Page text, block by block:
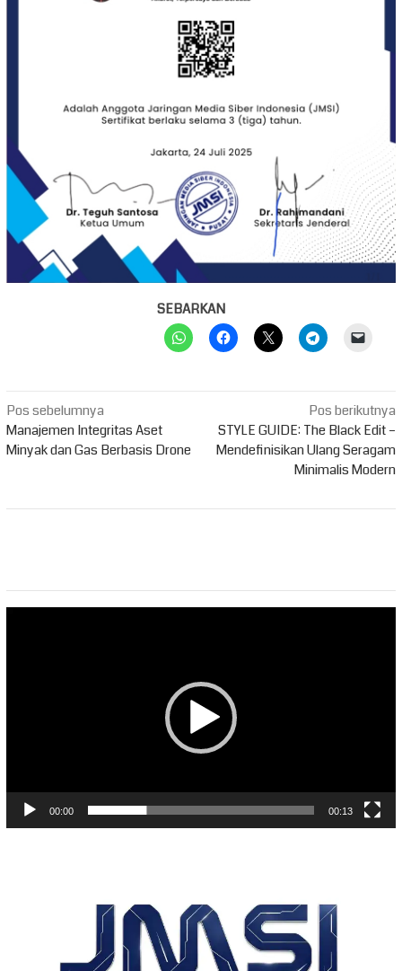
SEBARKAN
Navigasi
pos
Pos sebelumnya
Manajemen Integritas Aset
Minyak dan Gas Berbasis Drone
Pos berikutnya
STYLE GUIDE: The Black Edit –
Mendefinisikan Ulang Seragam
Minimalis Modern
00:00 00:13